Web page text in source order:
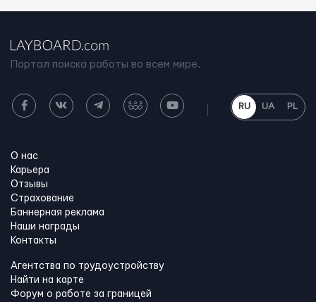
Портал поиска работы во всем мире.
RU UA PL
О нас
Карьера
Отзывы
Страхование
Баннерная реклама
Наши награды
Контакты
Агентства по трудоустройству
Найти на карте
Форум о работе за границей